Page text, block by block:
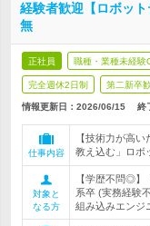
経験者歓迎【ロボッ
無
正社員 職種・業種未経験
完全週休2日制 第二新卒
情報更新日：2026/06/15 終
仕事内容
【技術力が高
教え込む」ロボ
対象と
なる方
【学歴不問◎
系卒 (実務経験
組み込みエンジ